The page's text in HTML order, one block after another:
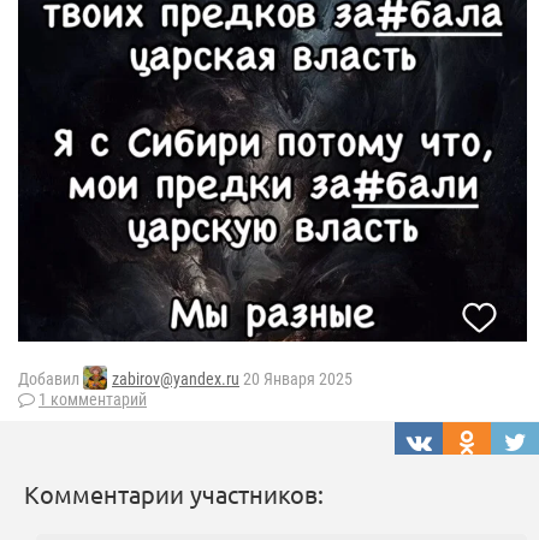
Добавил zabirov@yandex.ru 20 Января 2025
1 комментарий
Комментарии участников: